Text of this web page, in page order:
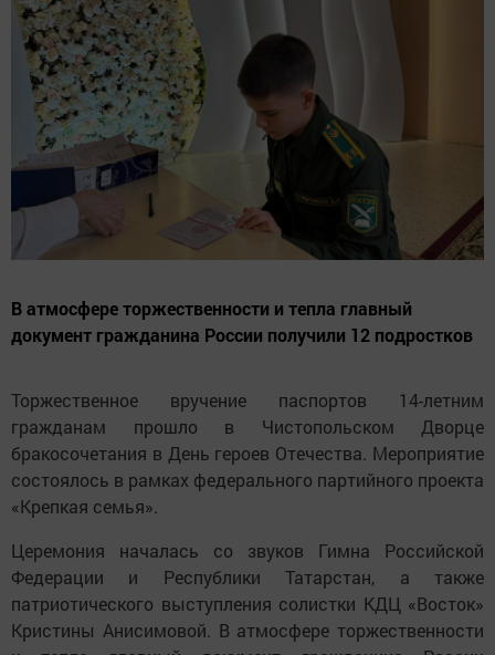
В атмосфере торжественности и тепла главный
документ гражданина России получили 12 подростков
Торжественное вручение паспортов 14-летним
гражданам прошло в Чистопольском Дворце
бракосочетания в День героев Отечества. Мероприятие
состоялось в рамках федерального партийного проекта
«Крепкая семья».
Церемония началась со звуков Гимна Российской
Федерации и Республики Татарстан, а также
патриотического выступления солистки КДЦ «Восток»
Кристины Анисимовой. В атмосфере торжественности